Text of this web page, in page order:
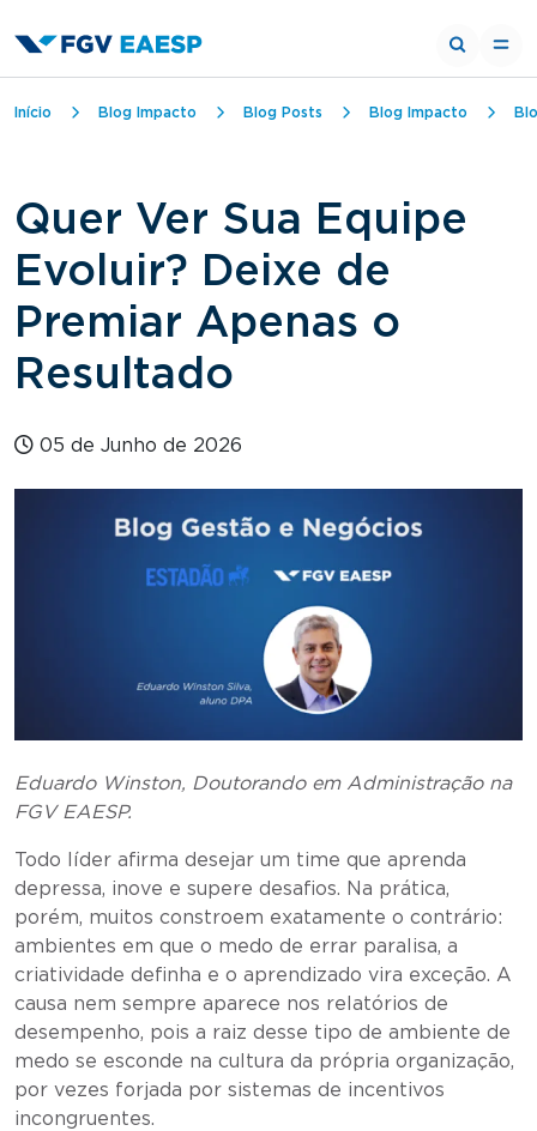
Trilha de navegação
Início Blog Impacto Blog Posts Blog Impacto
Quer Ver Sua Equipe
Evoluir? Deixe de
Premiar Apenas o
Resultado
05 de Junho de 2026
Eduardo Winston, Doutorando em Administração na
FGV EAESP.
Todo líder afirma desejar um time que aprenda
depressa, inove e supere desafios. Na prática,
porém, muitos constroem exatamente o contrário:
ambientes em que o medo de errar paralisa, a
criatividade definha e o aprendizado vira exceção. A
causa nem sempre aparece nos relatórios de
desempenho, pois a raiz desse tipo de ambiente de
medo se esconde na cultura da própria organização,
por vezes forjada por sistemas de incentivos
incongruentes.